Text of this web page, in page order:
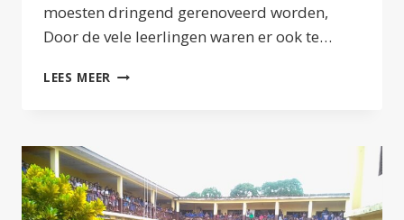
moesten dringend gerenoveerd worden,
Door de vele leerlingen waren er ook te…
LEES MEER TOILETTEN